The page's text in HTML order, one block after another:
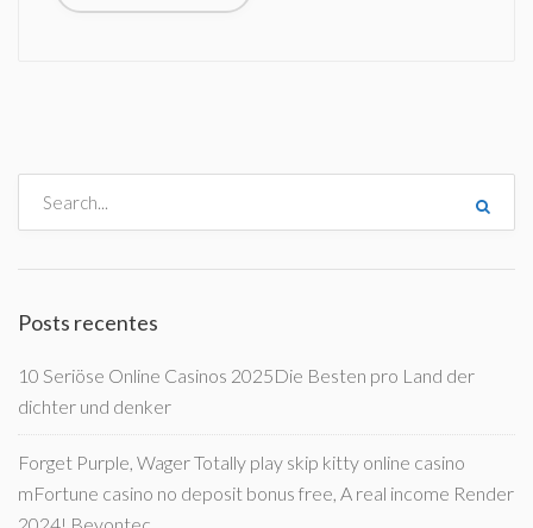
Posts recentes
10 Seriöse Online Casinos 2025Die Besten pro Land der
dichter und denker
Forget Purple, Wager Totally play skip kitty online casino
mFortune casino no deposit bonus free, A real income Render